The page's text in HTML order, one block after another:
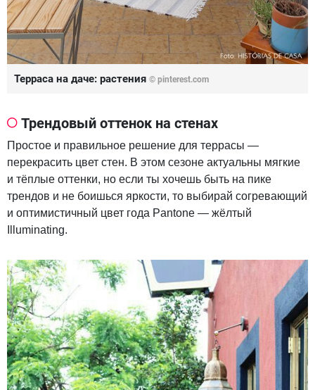
Терраса на даче: растения © pinterest.com
Трендовый оттенок на стенах
Простое и правильное решение для террасы —
перекрасить цвет стен. В этом сезоне актуальны мягкие
и тёплые оттенки, но если ты хочешь быть на пике
трендов и не боишься яркости, то выбирай согревающий
и оптимистичный цвет года Pantone — жёлтый
Illuminating.